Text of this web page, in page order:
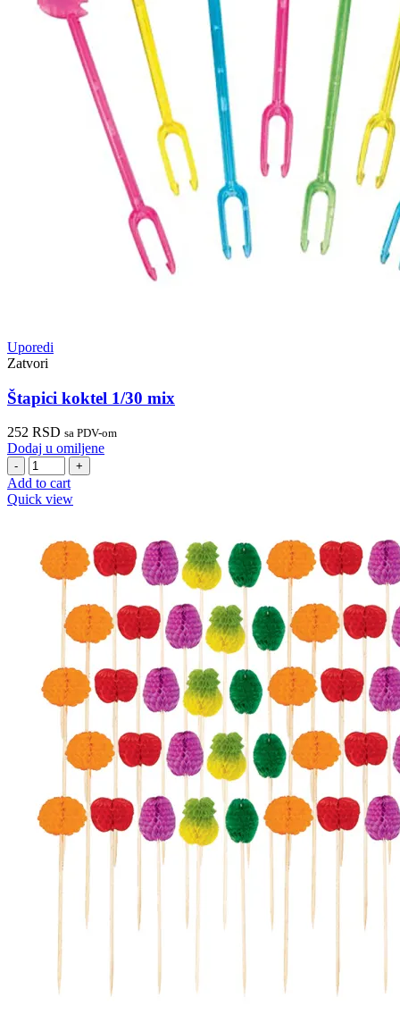
Uporedi
Zatvori
Štapici koktel 1/30 mix
252 RSD sa PDV-om
Dodaj u omiljene
Štapici
koktel
1/30
Add to cart
Quick view